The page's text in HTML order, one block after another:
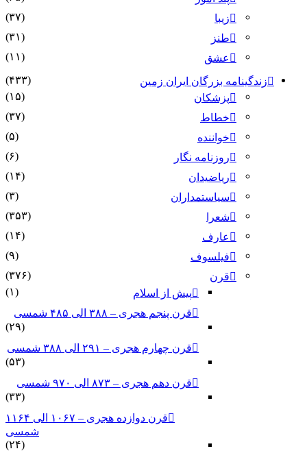
زیبا
(۳۷)
طنز
(۳۱)
عشق
(۱۱)
زندگینامه بزرگان ایران زمین
(۴۳۳)
پزشکان
(۱۵)
خطاط
(۳۷)
خواننده
(۵)
روزنامه نگار
(۶)
ریاضیدان
(۱۴)
سیاستمداران
(۳)
شعرا
(۳۵۳)
عارف
(۱۴)
فیلسوف
(۹)
قرن
(۳۷۶)
پیش از اسلام
(۱)
قرن پنجم هجری – ۳۸۸ الی ۴۸۵ شمسی
(۲۹)
قرن چهارم هجری – ۲۹۱ الی ۳۸۸ شمسی
(۵۳)
قرن دهم هجری – ۸۷۳ الی ۹۷۰ شمسی
(۳۳)
قرن دوازده هجری – ۱۰۶۷ الی ۱۱۶۴
شمسی
(۲۴)